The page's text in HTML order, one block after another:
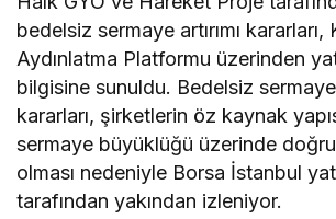
bedelsiz sermaye artırımı kararları,
Aydınlatma Platformu üzerinden
bilgisine sunuldu. Bedelsiz sermaye
kararları, şirketlerin öz kaynak
sermaye büyüklüğü üzerinde
olması nedeniyle Borsa İstanbul
tarafından yakından izleniyor.